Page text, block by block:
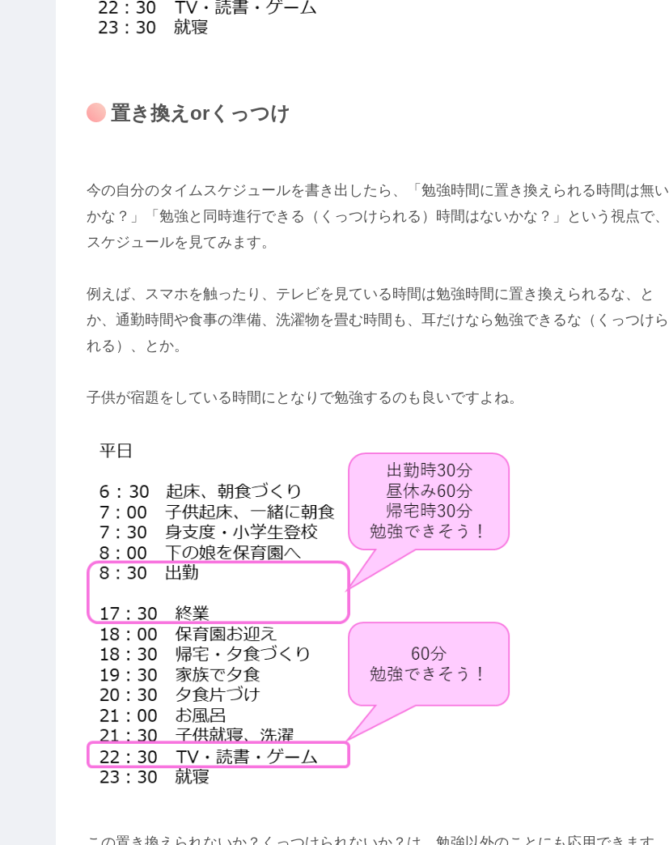
置き換えorくっつけ
今の自分のタイムスケジュールを書き出したら、「勉強時間に置き換えられる時間は無い
かな？」「勉強と同時進行できる（くっつけられる）時間はないかな？」という視点で、
スケジュールを見てみます。
例えば、スマホを触ったり、テレビを見ている時間は勉強時間に置き換えられるな、と
か、通勤時間や食事の準備、洗濯物を畳む時間も、耳だけなら勉強できるな（くっつけら
れる）、とか。
子供が宿題をしている時間にとなりで勉強するのも良いですよね。